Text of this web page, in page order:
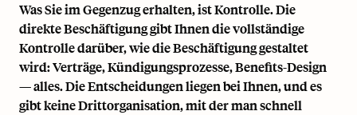
Was Sie im Gegenzug erhalten, ist Kontrolle. Die
direkte Beschäftigung gibt Ihnen die vollständige
Kontrolle darüber, wie die Beschäftigung gestaltet
wird: Verträge, Kündigungsprozesse, Benefits-Design
— alles. Die Entscheidungen liegen bei Ihnen, und es
gibt keine Drittorganisation, mit der man schnell